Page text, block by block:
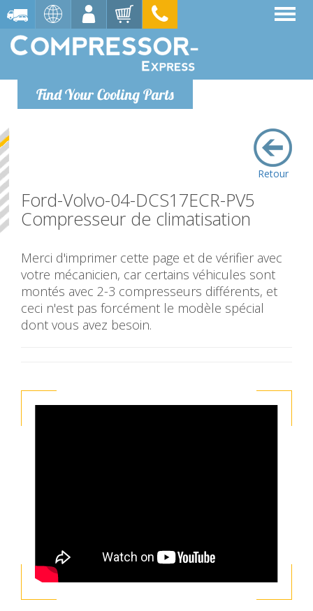
Find Your Cooling Parts
Retour
Ford-Volvo-04-DCS17ECR-PV5
Compresseur de climatisation
Merci d'imprimer cette page et de vérifier avec
votre mécanicien, car certains véhicules sont
montés avec 2-3 compresseurs différents, et
ceci n'est pas forcément le modèle spécial
dont vous avez besoin.